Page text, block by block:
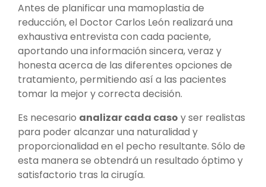
Antes de planificar una mamoplastia de
reducción, el Doctor Carlos León realizará una
exhaustiva entrevista con cada paciente,
aportando una información sincera, veraz y
honesta acerca de las diferentes opciones de
tratamiento, permitiendo así a las pacientes
tomar la mejor y correcta decisión.
Es necesario analizar cada caso y ser realistas
para poder alcanzar una naturalidad y
proporcionalidad en el pecho resultante. Sólo de
esta manera se obtendrá un resultado óptimo y
satisfactorio tras la cirugía.